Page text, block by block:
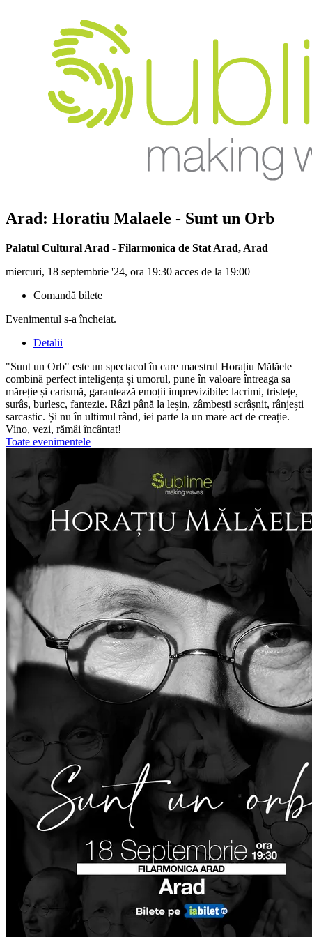
Arad: Horatiu Malaele - Sunt un Orb
Palatul Cultural Arad - Filarmonica de Stat Arad, Arad
miercuri, 18 septembrie '24, ora 19:30 acces de la 19:00
Comandă bilete
Evenimentul s-a încheiat.
Detalii
"Sunt un Orb" este un spectacol în care maestrul Horațiu Mălăele
combină perfect inteligența și umorul, pune în valoare întreaga sa
măreție și carismă, garantează emoții imprevizibile: lacrimi, tristețe,
surâs, burlesc, fantezie. Râzi până la leșin, zâmbești scrâșnit, rânjești
sarcastic. Și nu în ultimul rând, iei parte la un mare act de creație.
Vino, vezi, rămâi încântat!
Toate evenimentele